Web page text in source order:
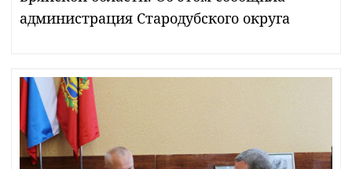
администрация Стародубского округа